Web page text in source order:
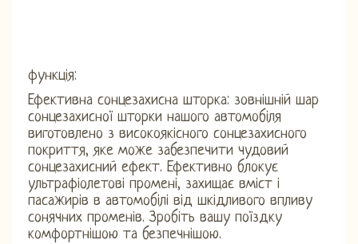
функція:
Ефективна сонцезахисна шторка: зовнішній шар
сонцезахисної шторки нашого автомобіля
виготовлено з високоякісного сонцезахисного
покриття, яке може забезпечити чудовий
сонцезахисний ефект. Ефективно блокує
ультрафіолетові промені, захищає вміст і
пасажирів в автомобілі від шкідливого впливу
сонячних променів. Зробіть вашу поїздку
комфортнішою та безпечнішою.